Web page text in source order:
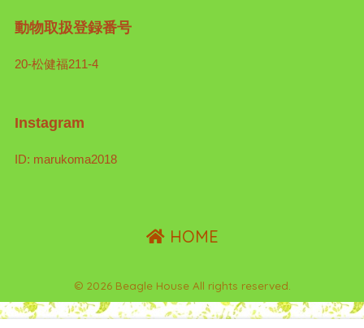
動物取扱登録番号
20-松健福211-4
Instagram
ID: marukoma2018
HOME
© 2026 Beagle House All rights reserved.